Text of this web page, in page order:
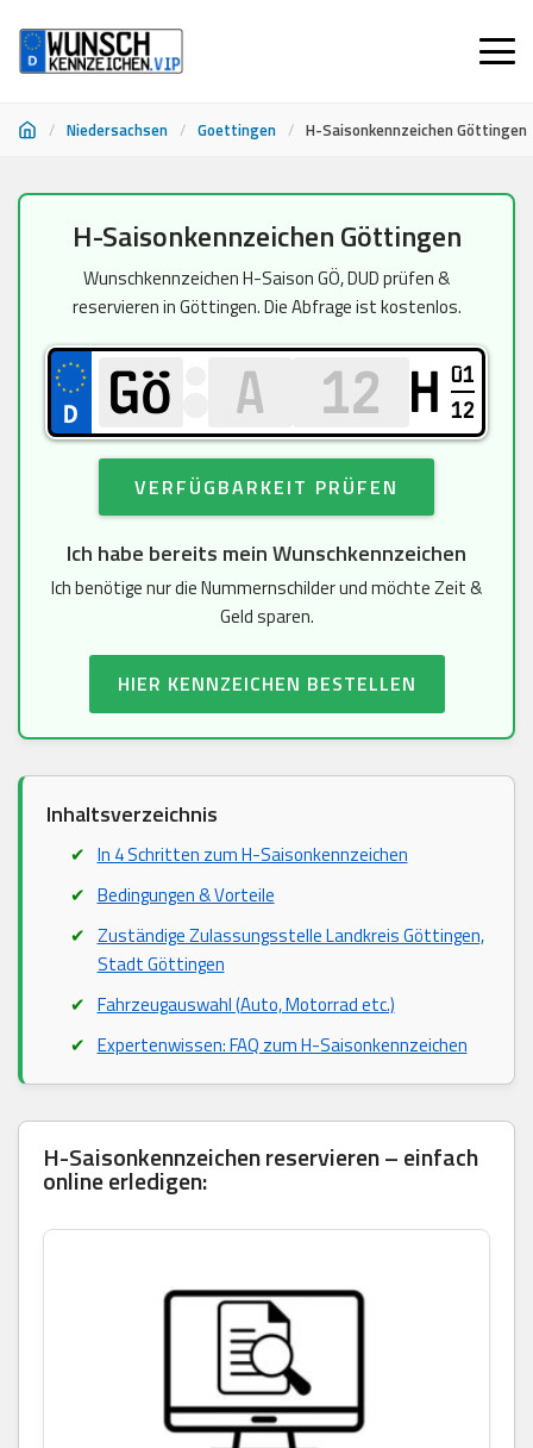
/ Niedersachsen / Goettingen / H-Saisonkennzeichen Göttingen
H-Saisonkennzeichen Göttingen
Wunschkennzeichen H-Saison GÖ, DUD prüfen &
reservieren in Göttingen. Die Abfrage ist kostenlos.
H 01
12
VERFÜGBARKEIT PRÜFEN
Ich habe bereits mein Wunschkennzeichen
Ich benötige nur die Nummernschilder und möchte Zeit &
Geld sparen.
HIER KENNZEICHEN BESTELLEN
Inhaltsverzeichnis
In 4 Schritten zum H-Saisonkennzeichen
Bedingungen & Vorteile
Zuständige Zulassungsstelle Landkreis Göttingen,
Stadt Göttingen
Fahrzeugauswahl (Auto, Motorrad etc.)
Expertenwissen: FAQ zum H-Saisonkennzeichen
H-Saisonkennzeichen reservieren – einfach
online erledigen: